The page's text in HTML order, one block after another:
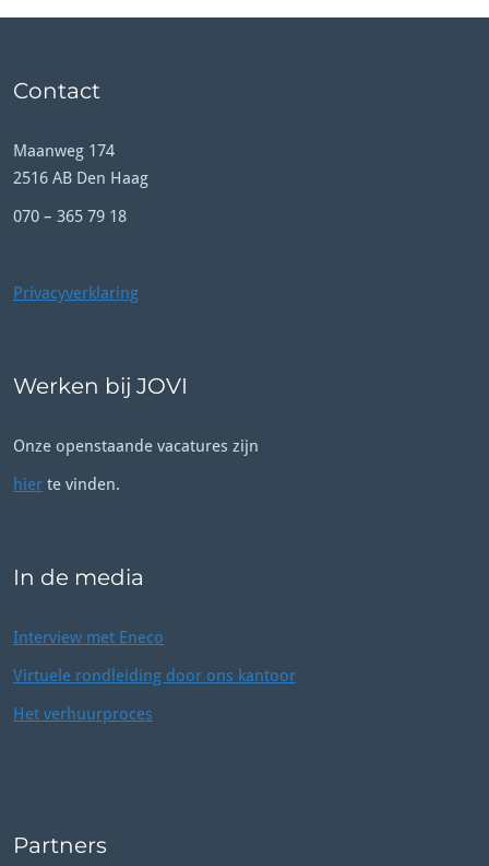
Contact
Maanweg 174
2516 AB Den Haag
070 – 365 79 18
Privacyverklaring
Werken bij JOVI
Onze openstaande vacatures zijn
hier te vinden.
In de media
Interview met Eneco
Virtuele rondleiding door ons kantoor
Het verhuurproces
Partners